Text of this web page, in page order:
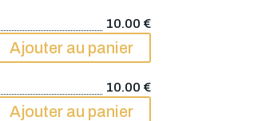
10.00 €
Ajouter au panier
10.00 €
Ajouter au panier